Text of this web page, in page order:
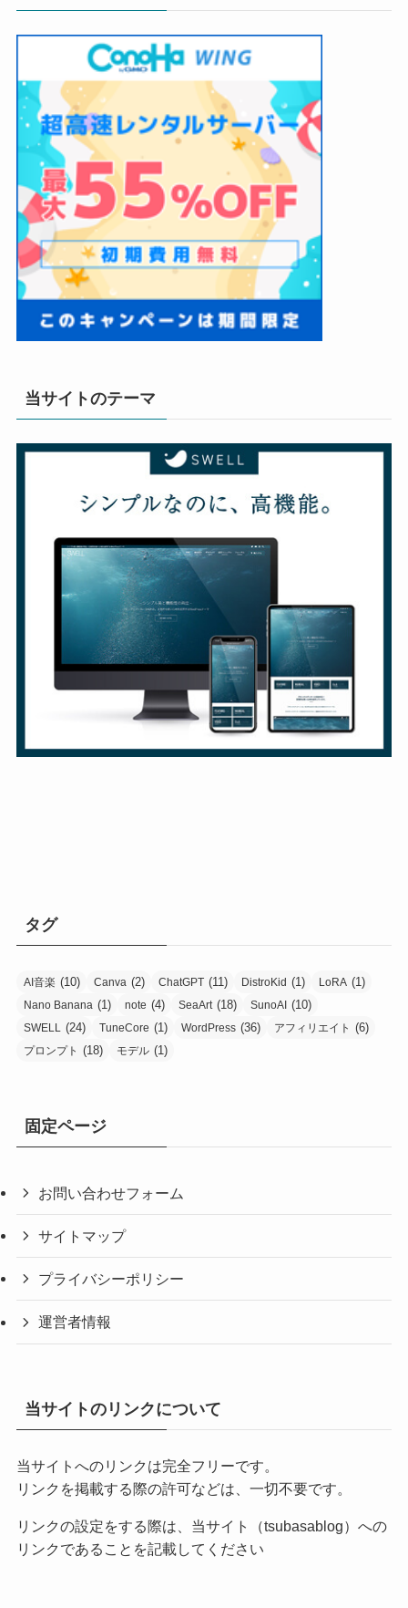
当サイトのテーマ
タグ
AI音楽 (10) Canva (2) ChatGPT (11) DistroKid (1) LoRA (1)
Nano Banana (1) note (4) SeaArt (18) SunoAI (10)
SWELL (24) TuneCore (1) WordPress (36) アフィリエイト (6)
プロンプト (18) モデル (1)
固定ページ
お問い合わせフォーム
サイトマップ
プライバシーポリシー
運営者情報
当サイトのリンクについて
当サイトへのリンクは完全フリーです。
リンクを掲載する際の許可などは、一切不要です。
リンクの設定をする際は、当サイト（tsubasablog）への
リンクであることを記載してください